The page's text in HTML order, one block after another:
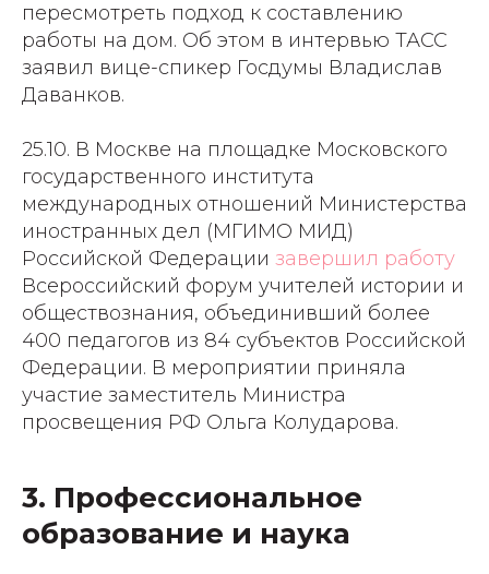
пересмотреть подход к составлению
работы на дом. Об этом в интервью ТАСС
заявил вице-спикер Госдумы Владислав
Даванков.
25.10. В Москве на площадке Московского
государственного института
международных отношений Министерства
иностранных дел (МГИМО МИД)
Российской Федерации завершил работу
Всероссийский форум учителей истории и
обществознания, объединивший более
400 педагогов из 84 субъектов Российской
Федерации. В мероприятии приняла
участие заместитель Министра
просвещения РФ Ольга Колударова.
3. Профессиональное
образование и наука